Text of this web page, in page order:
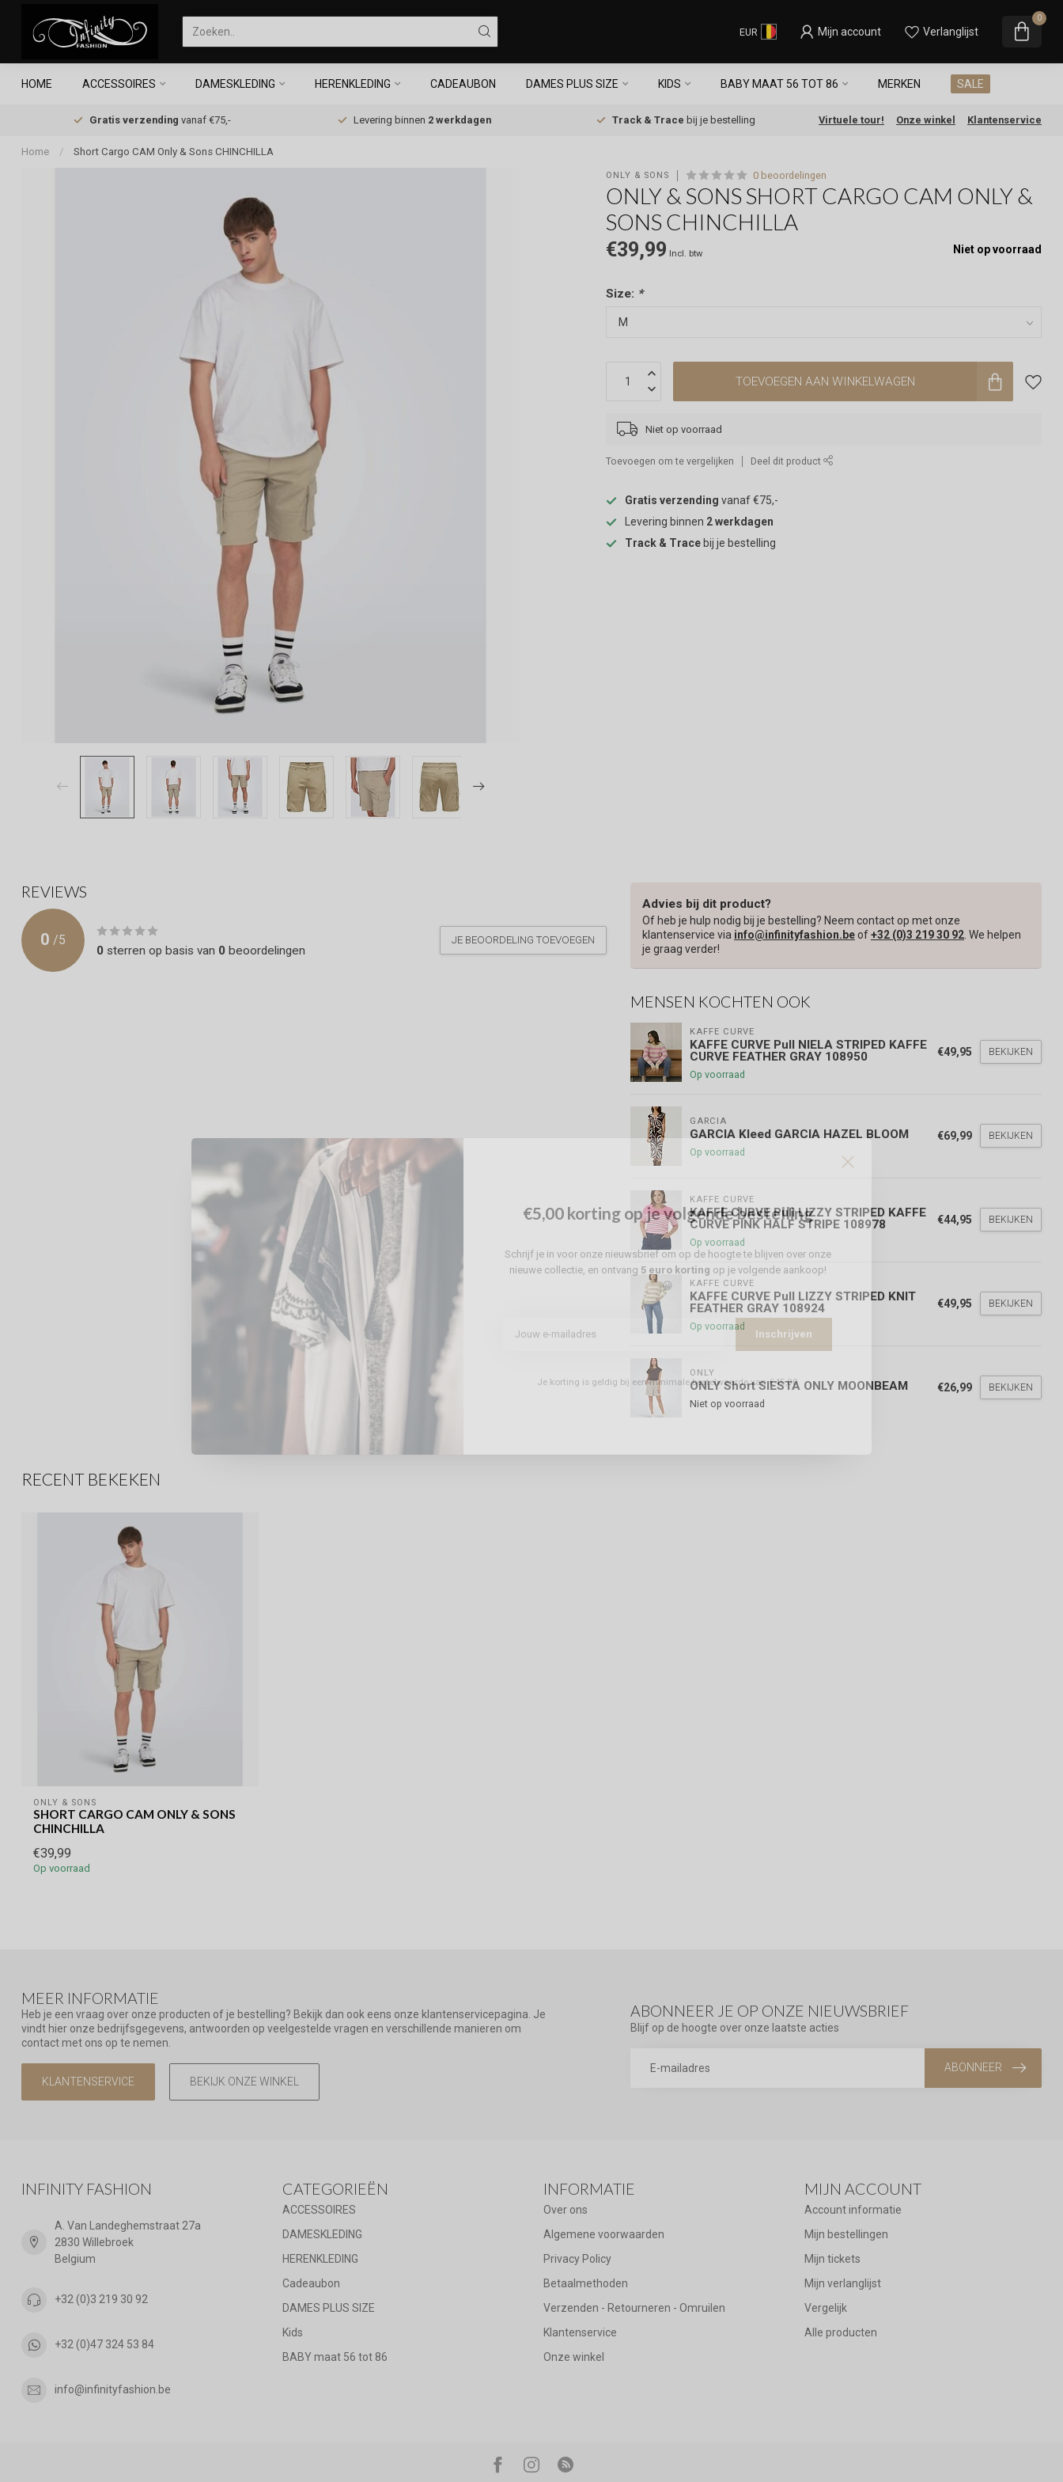
EUR Mijn account Verlanglijst
0
HOME ACCESSOIRES DAMESKLEDING HERENKLEDING CADEAUBON DAMES PLUS SIZE KIDS BABY MAAT 56 TOT 86 MERKEN SALE
Gratis verzending vanaf €75,- Levering binnen 2 werkdagen Track & Trace bij je bestelling Virtuele tour! Onze winkel Klantenservice
Home / Short Cargo CAM Only & Sons CHINCHILLA
ONLY & SONS 0 beoordelingen
ONLY & SONS SHORT CARGO CAM ONLY &
SONS CHINCHILLA
€39,99 Incl. btw Niet op voorraad
Size: *
TOEVOEGEN AAN WINKELWAGEN
Niet op voorraad
Toevoegen om te vergelijken Deel dit product
Gratis verzending vanaf €75,-
Levering binnen 2 werkdagen
Track & Trace bij je bestelling
REVIEWS
0 /5
0 sterren op basis van 0 beoordelingen
JE BEOORDELING TOEVOEGEN
Advies bij dit product?
Of heb je hulp nodig bij je bestelling? Neem contact op met onze
klantenservice via info@infinityfashion.beof+32 (0)3 219 30 92 . We helpen
je graag verder!
MENSEN KOCHTEN OOK
KAFFE CURVE
KAFFE CURVE Pull NIELA STRIPED KAFFE
CURVE FEATHER GRAY 108950
Op voorraad
€49,95 BEKIJKEN
GARCIA
GARCIA Kleed GARCIA HAZEL BLOOM
Op voorraad
€69,99 BEKIJKEN
KAFFE CURVE
KAFFE CURVE Pull LIZZY STRIPED KAFFE
CURVE PINK HALF STRIPE 108978
Op voorraad
€44,95 BEKIJKEN
KAFFE CURVE
KAFFE CURVE Pull LIZZY STRIPED KNIT
FEATHER GRAY 108924
Op voorraad
€49,95 BEKIJKEN
ONLY
ONLY Short SIESTA ONLY MOONBEAM
Niet op voorraad
€26,99 BEKIJKEN
RECENT BEKEKEN
ONLY & SONS
SHORT CARGO CAM ONLY & SONS
CHINCHILLA
€39,99
Op voorraad
MEER INFORMATIE
Heb je een vraag over onze producten of je bestelling? Bekijk dan ook eens onze klantenservicepagina. Je
vindt hier onze bedrijfsgegevens, antwoorden op veelgestelde vragen en verschillende manieren om
contact met ons op te nemen.
KLANTENSERVICE BEKIJK ONZE WINKEL
ABONNEER JE OP ONZE NIEUWSBRIEF
Blijf op de hoogte over onze laatste acties
ABONNEER
INFINITY FASHION
A. Van Landeghemstraat 27a
2830 Willebroek
Belgium
+32 (0)3 219 30 92
+32 (0)47 324 53 84
info@infinityfashion.be
CATEGORIEËN
ACCESSOIRES
DAMESKLEDING
HERENKLEDING
Cadeaubon
DAMES PLUS SIZE
Kids
BABY maat 56 tot 86
INFORMATIE
Over ons
Algemene voorwaarden
Privacy Policy
Betaalmethoden
Verzenden - Retourneren - Omruilen
Klantenservice
Onze winkel
MIJN ACCOUNT
Account informatie
Mijn bestellingen
Mijn tickets
Mijn verlanglijst
Vergelijk
Alle producten
€5,00 korting op je volgende bestelling
Schrijf je in voor onze nieuwsbrief om op de hoogte te blijven over onze
nieuwe collectie, en ontvang 5 euro korting op je volgende aankoop!
😀
Inschrijven
Je korting is geldig bij een minimale bestelwaarde van €45,00